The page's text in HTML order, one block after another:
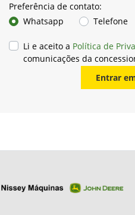
Preferência de contato:
Whatsapp
Telefone
Li e aceito a Política de
comunicações da
Entrar